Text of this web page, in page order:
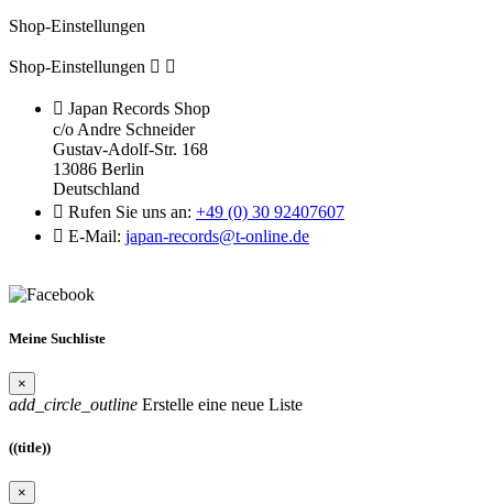
Shop-Einstellungen
Shop-Einstellungen  
 Japan Records Shop
c/o Andre Schneider
Gustav-Adolf-Str. 168
13086 Berlin
Deutschland
 Rufen Sie uns an: +49 (0) 30 92407607
 E-Mail: japan-records@t-online.de
Meine Suchliste
×
add_circle_outline Erstelle eine neue Liste
((title))
×